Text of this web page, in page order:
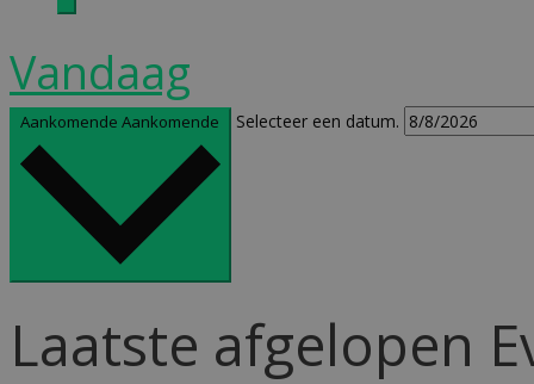
Vandaag
AankomendeAankomende Selecteer een datum.
Laatste afgelopen